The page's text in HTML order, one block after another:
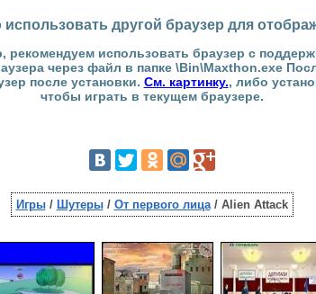
другой браузер для
рекомендуем использовать браузер с
через файл в папке \Bin\Maxthon.exe
после установки. См. картинку., либо
чтобы играть в текущем браузере.
Игры/ Шутеры/ От первого лица/ Alien Attack